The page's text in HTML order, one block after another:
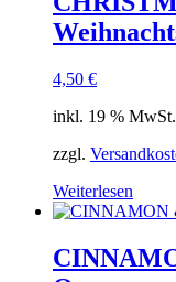
4,50 €
inkl. 19 % MwSt.
zzgl.
Weiterlesen